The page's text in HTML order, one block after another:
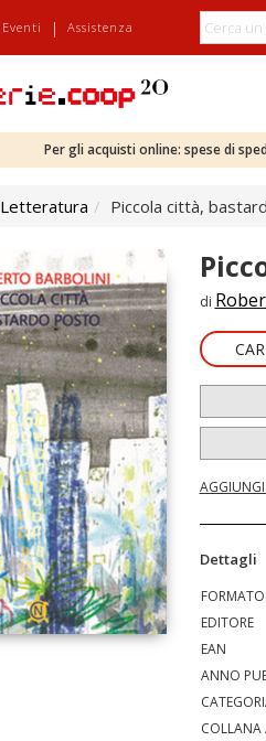
Eventi | Assistenza
Per gli acquisti online: spese di
Letteratura Piccola città,
di
Dettagli
FORMATO
EDITORE
EAN
ANNO
COLLANA